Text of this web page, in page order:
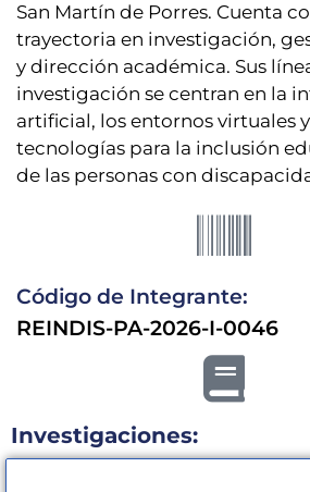
San Martín de Porres. Cuenta
trayectoria en investigación,
y dirección académica. Sus
investigación se centran en la
artificial, los entornos virtuales
tecnologías para la inclusión
de las personas con
Código de Integrante:
REINDIS-PA-2026-I-0046
Investigaciones: